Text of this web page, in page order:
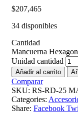
$207,465
34 disponibles
Cantidad
Mancuerna
Unidad cantidad
Añadir al carrito
Comparar
SKU: RS-RD-25
Categories:
Share: Facebook